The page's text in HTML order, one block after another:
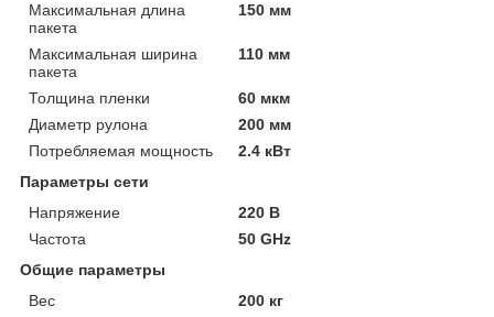
Максимальная длина
пакета
150 мм
Максимальная ширина
пакета
110 мм
Толщина пленки
60 мкм
Диаметр рулона
200 мм
Потребляемая мощность
2.4 кВт
Параметры сети
Напряжение
220 В
Частота
50 GHz
Общие параметры
Вес
200 кг